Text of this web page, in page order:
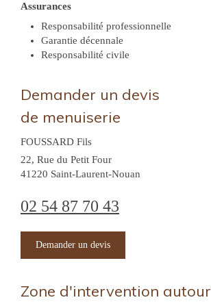
Assurances
Responsabilité professionnelle
Garantie décennale
Responsabilité civile
Demander un devis
de menuiserie
FOUSSARD Fils
22, Rue du Petit Four
41220 Saint-Laurent-Nouan
02 54 87 70 43
Demander un devis
Zone d'intervention autour